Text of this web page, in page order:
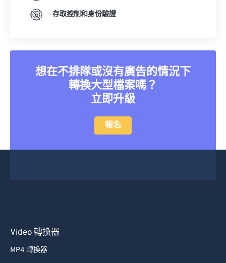
存取控制和身份驗證
想在不排隊或沒有廣告的情況下
轉換大型檔案嗎？
立即升級
報名
Video 轉換器
MP4 轉換器